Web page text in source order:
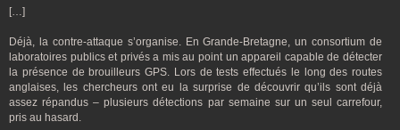
[…]
Déjà, la contre-attaque s’organise. En Grande-Bretagne, un consortium de
laboratoires publics et privés a mis au point un appareil capable de détecter
la présence de brouilleurs GPS. Lors de tests effectués le long des routes
anglaises, les chercheurs ont eu la surprise de découvrir qu’ils sont déjà
assez répandus – plusieurs détections par semaine sur un seul carrefour,
pris au hasard.